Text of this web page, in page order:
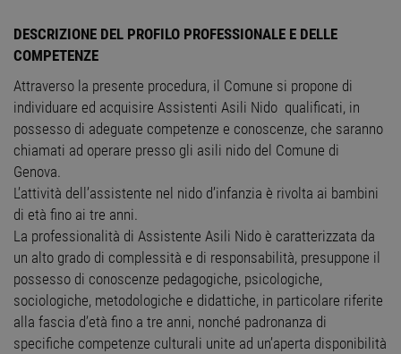
DESCRIZIONE DEL PROFILO PROFESSIONALE E DELLE
COMPETENZE
Attraverso la presente procedura, il Comune si propone di
individuare ed acquisire Assistenti Asili Nido qualificati, in
possesso di adeguate competenze e conoscenze, che saranno
chiamati ad operare presso gli asili nido del Comune di
Genova.
L’attività dell’assistente nel nido d’infanzia è rivolta ai bambini
di età fino ai tre anni.
La professionalità di Assistente Asili Nido è caratterizzata da
un alto grado di complessità e di responsabilità, presuppone il
possesso di conoscenze pedagogiche, psicologiche,
sociologiche, metodologiche e didattiche, in particolare riferite
alla fascia d’età fino a tre anni, nonché padronanza di
specifiche competenze culturali unite ad un’aperta disponibilità